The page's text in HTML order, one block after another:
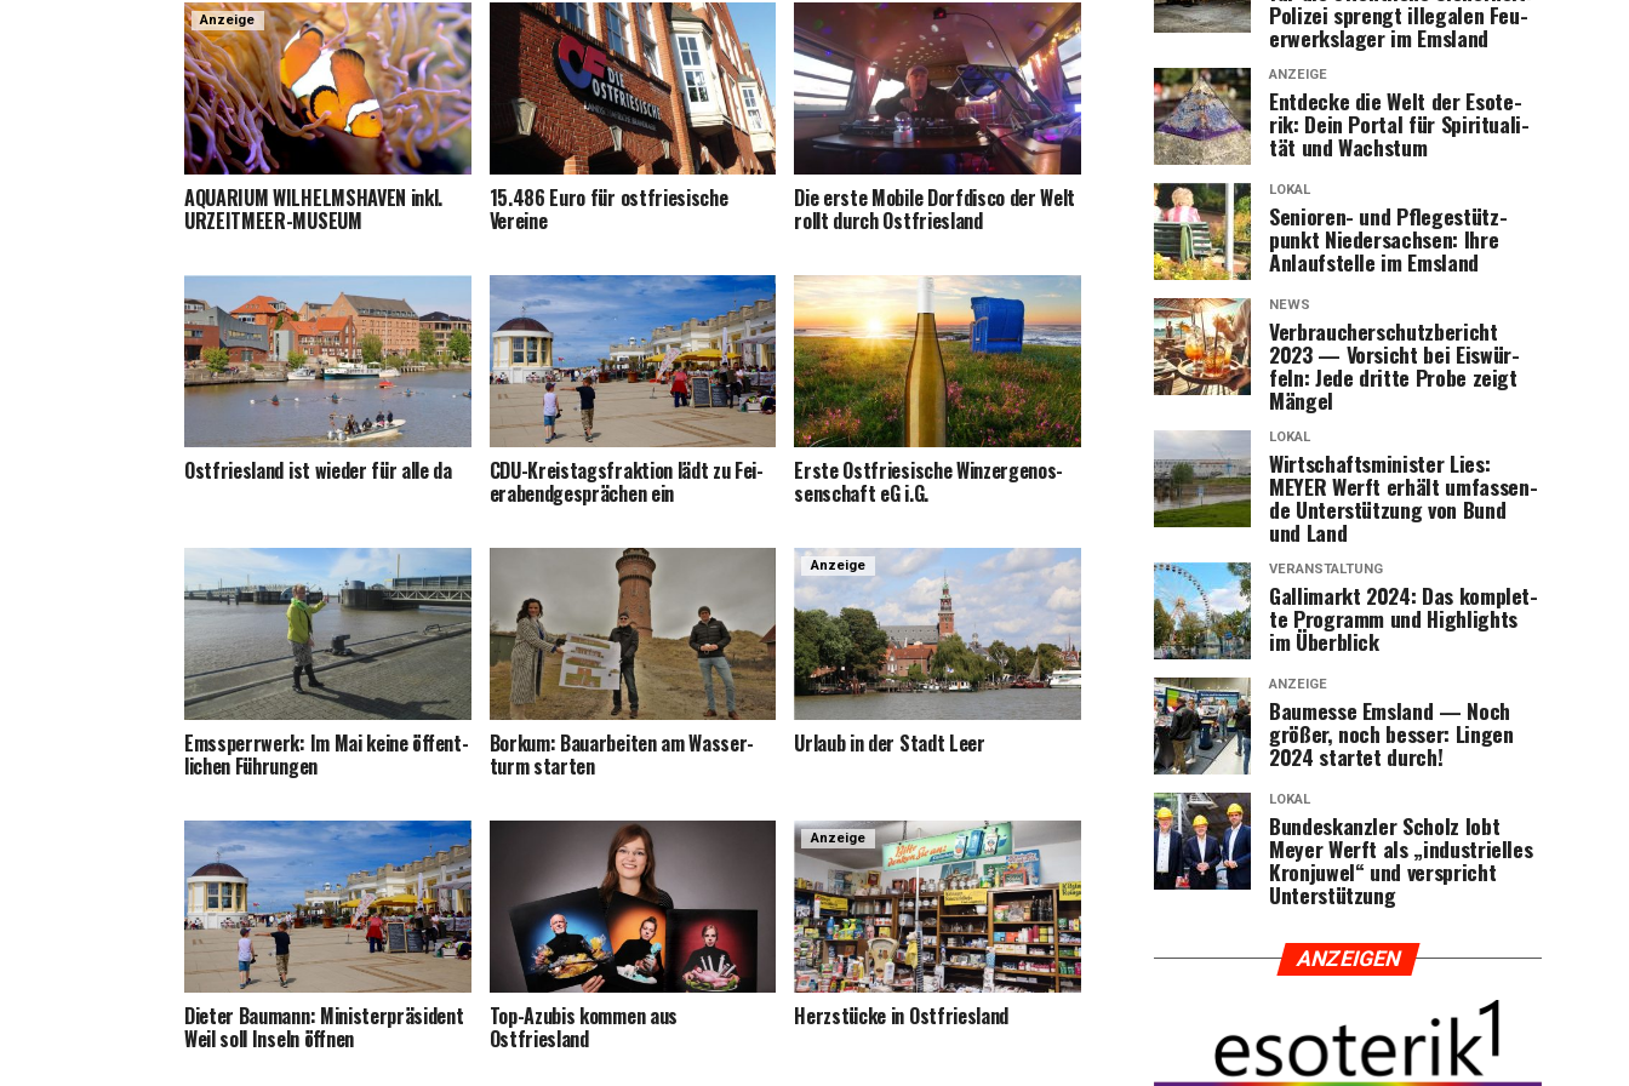
Anzeige
AQUARIUM WILHELMSHAVEN inkl.
URZEITMEER-MUSEUM
15.486 Euro für ost­frie­si­sche
Vereine
Die ers­te Mobi­le Dorf­dis­co der Welt
rollt durch Ostfriesland
Ost­fries­land ist wie­der für alle da CDU-Kreis­tags­frak­ti­on lädt zu Fei­
er­abend­ge­sprä­chen ein
Ers­te Ost­frie­si­sche Win­zer­ge­nos­
sen­schaft eG i.G.
Ems­sperr­werk: Im Mai kei­ne öffent­
li­chen Führungen
Bor­kum: Bau­ar­bei­ten am Was­ser­
turm starten
Anzeige
Urlaub in der Stadt Leer
Die­ter Bau­mann: Minis­ter­prä­si­dent
Weil soll Inseln öffnen
Top-Azu­bis kom­men aus
Ostfriesland
Anzeige
Herz­stü­cke in Ostfriesland
Poli­zei sprengt ille­ga­len Feu­
er­werks­la­ger im Emsland
ANZEIGE
Ent­de­cke die Welt der Eso­te­
rik: Dein Por­tal für Spi­ri­tua­li­
tät und Wachstum
LOKAL
Senio­ren- und Pfle­ge­stütz­
punkt Nie­der­sach­sen: Ihre
Anlauf­stel­le im Emsland
NEWS
Ver­brau­cher­schutz­be­richt
2023 — Vor­sicht bei Eis­wür­
feln: Jede drit­te Pro­be zeigt
Mängel
LOKAL
Wirt­schafts­mi­nis­ter Lies:
MEYER Werft erhält umfas­sen­
de Unter­stüt­zung von Bund
und Land
VERANSTALTUNG
Gal­li­markt 2024: Das kom­plet­
te Pro­gramm und High­lights
im Überblick
ANZEIGE
Bau­mes­se Ems­land — Noch
grö­ßer, noch bes­ser: Lin­gen
2024 star­tet durch!
LOKAL
Bun­des­kanz­ler Scholz lobt
Mey­er Werft als „indus­tri­el­les
Kron­ju­wel“ und ver­spricht
Unterstützung
ANZEI­GEN